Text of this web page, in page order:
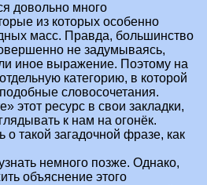
довольно много
из которых особенно
масс. Правда, большинство
не задумываясь,
иное выражение. Поэтому на
категорию, в которой
словосочетания.
этот ресурс в свои закладки,
к нам на огонёк.
о такой загадочной фразе, как
немного позже. Однако,
объяснение этого